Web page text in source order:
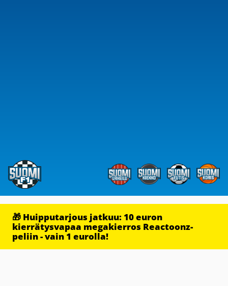
🎁 Huipputarjous jatkuu: 10 euron
kierrätysvapaa megakierros Reactoonz-
peliin - vain 1 eurolla!